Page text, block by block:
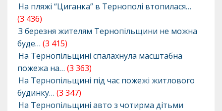
На пляжі “Циганка” в Тернополі втопилася…
(3 436)
З березня жителям Тернопільщини не можна
буде… (3 415)
На Тернопільщині спалахнула масштабна
пожежа на… (3 363)
На Тернопільщині під час пожежі житлового
будинку… (3 347)
На Тернопільщині авто з чотирма дітьми